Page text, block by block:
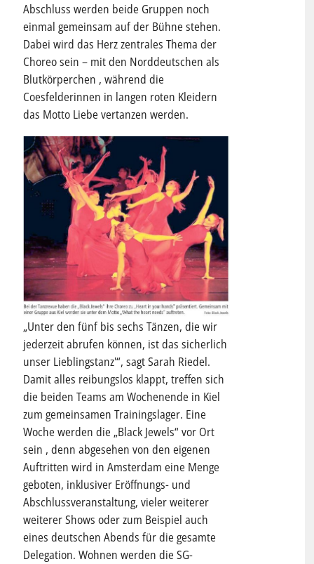
Abschluss werden beide Gruppen noch
einmal gemeinsam auf der Bühne stehen.
Dabei wird das Herz zentrales Thema der
Choreo sein – mit den Norddeutschen als
Blutkörperchen , während die
Coesfelderinnen in langen roten Kleidern
das Motto Liebe vertanzen werden.
„Unter den fünf bis sechs Tänzen, die wir
jederzeit abrufen können, ist das sicherlich
unser Lieblingstanz'“, sagt Sarah Riedel.
Damit alles reibungslos klappt, treffen sich
die beiden Teams am Wochenende in Kiel
zum gemeinsamen Trainingslager. Eine
Woche werden die „Black Jewels“ vor Ort
sein , denn abgesehen von den eigenen
Auftritten wird in Amsterdam eine Menge
geboten, inklusiver Eröffnungs- und
Abschlussveranstaltung, vieler weiterer
weiterer Shows oder zum Beispiel auch
eines deutschen Abends für die gesamte
Delegation. Wohnen werden die SG-